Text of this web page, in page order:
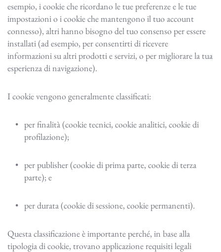
esempio, i cookie che ricordano le tue preferenze e le tue
impostazioni o i cookie che mantengono il tuo account
connesso), altri hanno bisogno del tuo consenso per essere
installati (ad esempio, per consentirti di ricevere
informazioni su altri prodotti e servizi, o per migliorare la tua
esperienza di navigazione).
I cookie vengono generalmente classificati:
per finalità (cookie tecnici, cookie analitici, cookie di
profilazione);
per publisher (cookie di prima parte, cookie di terza
parte); e
per durata (cookie di sessione, cookie permanenti).
Questa classificazione è importante perché, in base alla
tipologia di cookie, trovano applicazione requisiti legali